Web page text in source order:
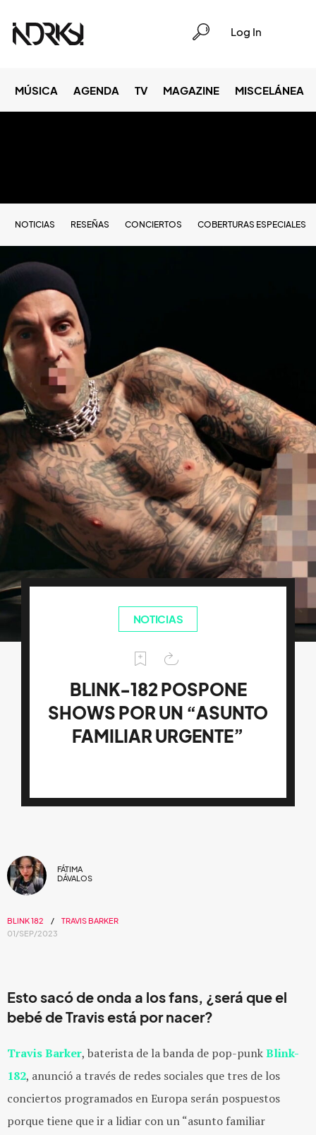
Log In
MÚSICA AGENDA TV MAGAZINE MISCELÁNEA
NOTICIAS RESEÑAS CONCIERTOS COBERTURAS ESPECIALES
NOTICIAS
BLINK-182 POSPONE
SHOWS POR UN “ASUNTO
FAMILIAR URGENTE”
FÁTIMA
DÁVALOS
BLINK 182
TRAVIS BARKER
01/SEP/2023
Esto sacó de onda a los fans, ¿será que el
bebé deTravisestá por nacer?
Travis Barker, baterista de la banda de pop-punkBlink-
182, anunció a través de redes sociales que tres de los
conciertos programados en Europa serán pospuestos
porque tiene que ir a lidiar con un “asunto familiar